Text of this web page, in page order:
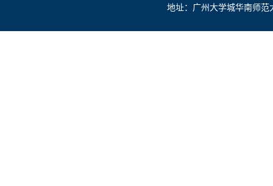
地址：广州大学城华南